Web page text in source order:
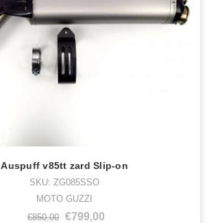
Auspuff v85tt zard Slip-on
SKU: ZG085SSO
MOTO GUZZI
€850,00 €799,00